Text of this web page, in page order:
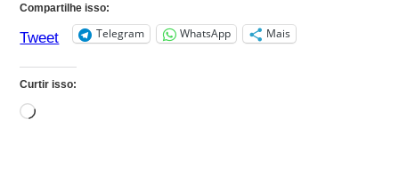
Compartilhe isso:
Tweet Telegram WhatsApp Mais
Curtir isso:
Carregando...